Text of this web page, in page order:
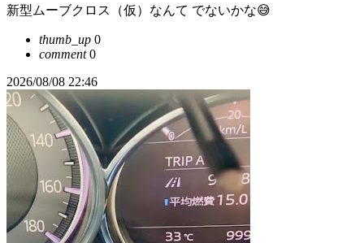
新型ムーブクロス（仮）なんて でないかな😅
thumb_up 0
comment0
2026/08/08 22:46